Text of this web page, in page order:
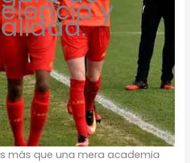
y
más que una mera academia